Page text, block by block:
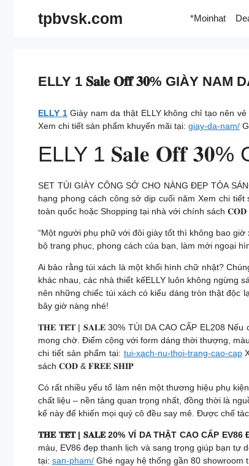
tpbvsk.com *Moinhat
ELLY 1 𝐒𝐚𝐥𝐞 𝐎𝐟𝐟 𝟑𝟎% GIÀY NAM
ELLY 1 Giày nam da thật ELLY không chỉ tạo nên
Xem chi tiết sản phẩm khuyến mãi tại: giay-da-nam/
ELLY 1 𝐒𝐚𝐥𝐞 𝐎𝐟𝐟
SET TÚI GIÀY CÔNG SỞ CHO NÀNG ĐẸP TỎA
hạng phong cách công sở dịp cuối năm Xem chi tiết
toàn quốc hoặc Shopping tại nhà với chính sách
“Một người phụ phữ với đôi giày tốt thì không bao
bộ trang phục, phong cách của bạn, làm mới ngoại
Ai bảo rằng túi xách là một khối hình chữ nhật?
khác nhau, các nhà thiết kếELLY luôn không ngừng
nên những chiếc túi xách có kiểu dáng tròn thật độc
bây giờ nàng nhé!
𝐓𝐇𝐄 𝐓𝐄̂́𝐓 | 𝐒𝐀𝐋𝐄 30% TÚI DA CAO CẤP EL208 Nếu
mong chờ. Điểm cộng với form dáng thời thượng,
chi tiết sản phẩm tại: tui-xach-nu-thoi-trang-cao-cap
sách 𝐂𝐎𝐃 & 𝐅𝐑𝐄𝐄 𝐒𝐇𝐈𝐏
Có rất nhiều yếu tố làm nên một thương hiệu phụ
chất liệu – nền tảng quan trọng nhất, đồng thời là
kế này để khiến mọi quý cô đều say mê. Được chế
𝐓𝐇𝐄 𝐓𝐄̂́𝐓 | 𝐒𝐀𝐋𝐄 20% VÍ DA THẬT CAO CẤP EV86
màu, EV86 đẹp thanh lịch và sang trọng giúp bạn
tại: san-pham/ Ghé ngay hệ thống gần 80